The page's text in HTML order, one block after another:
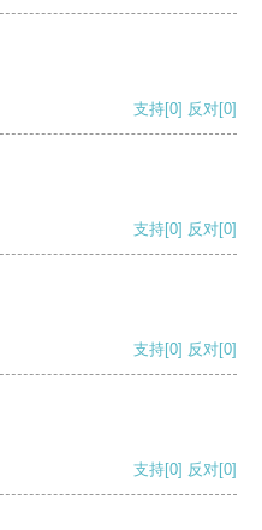
支持[0] 反对[0]
支持[0] 反对[0]
支持[0] 反对[0]
支持[0] 反对[0]